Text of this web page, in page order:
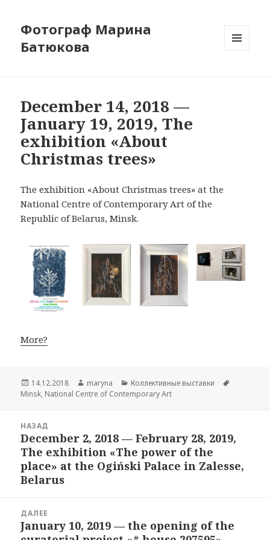
Фотограф Марина
Батюкова
December 14, 2018 —
January 19, 2019, The
exhibition «About
Christmas trees»
The exhibition «About Christmas trees» at the
National Centre of Contemporary Art of the
Republic of Belarus, Minsk.
More?
Опубликовано
14.12.2018 Автор
maryna Рубрики
Коллективные выставки
Minsk, National Centre of Contemporary Art
записям
НАЗАД
Предыдущая
запись:
December 2, 2018 — February 28, 2019,
The exhibition «The power of the
place» at the Ogiński Palace in Zalesse,
Belarus
ДАЛЕЕ
Следующая
January 10, 2019 — the opening of the